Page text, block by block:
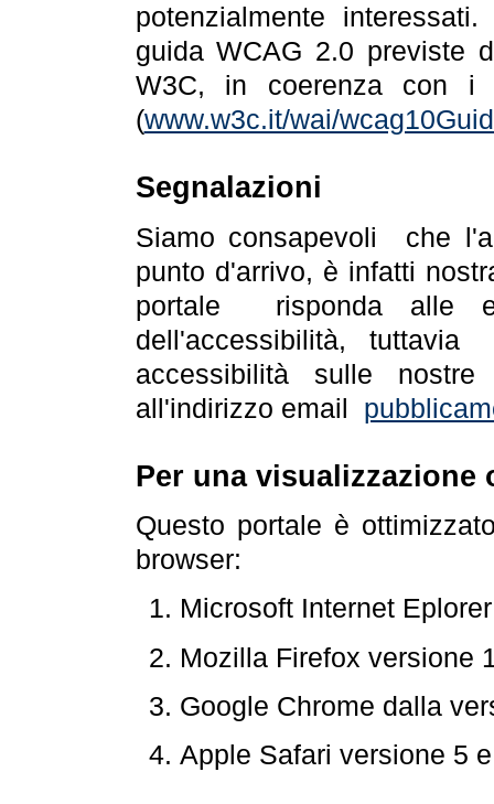
potenzialmente
guida WCAG 2.0 previste
W3C, in coerenza con i
(www.w3c.it/wai/
Segnalazioni
Siamo consapevoli che
punto d'arrivo, è infatti
portale risponda alle
dell'accessibilità,
accessibilità sulle
all'indirizzo email
Per una visualizzazione
Questo portale è
browser:
Microsoft Internet
Mozilla Firefox versione
Google Chrome dalla
Apple Safari versione 5